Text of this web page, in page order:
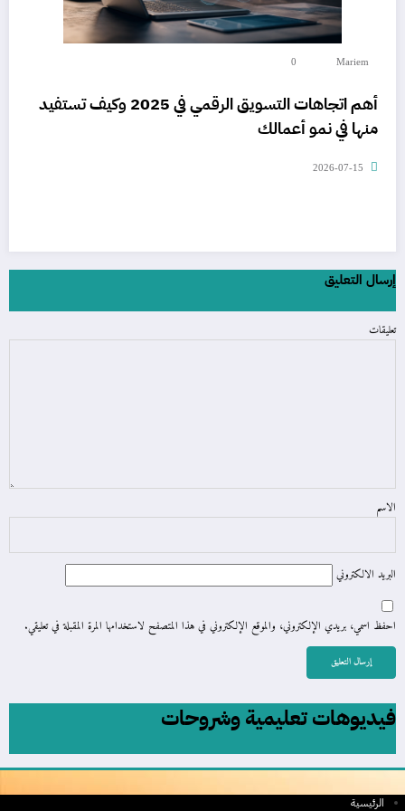
Mariem
0
أهم اتجاهات التسويق الرقمي في 2025 وكيف تستفيد
منها في نمو أعمالك
2026-07-15
إرسال التعليق
تعليقات
الاسم
البريد الالكتروني
احفظ اسمي، بريدي الإلكتروني، والموقع الإلكتروني في هذا المتصفح لاستخدامها المرة المقبلة في تعليقي.
فيديوهات تعليمية وشروحات
الرئيسية